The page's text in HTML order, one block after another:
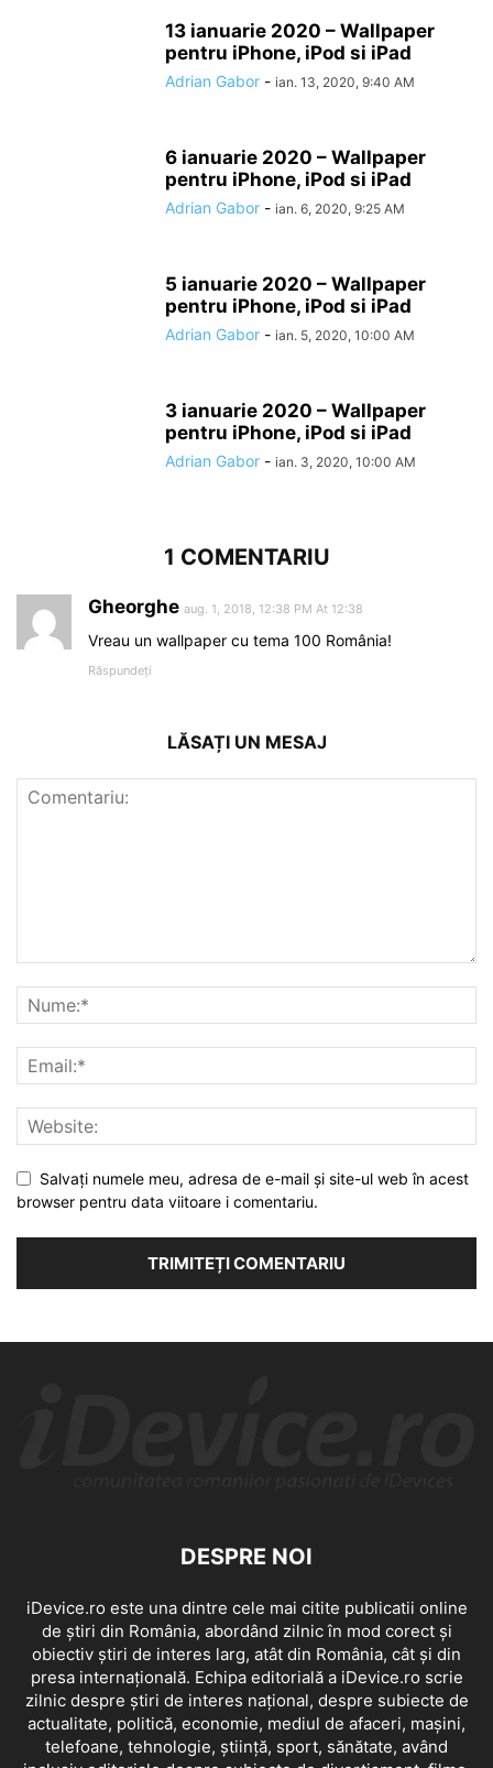
13 ianuarie 2020 – Wallpaper
pentru iPhone, iPod si iPad
Adrian Gabor - ian. 13, 2020, 9:40 AM
6 ianuarie 2020 – Wallpaper
pentru iPhone, iPod si iPad
Adrian Gabor - ian. 6, 2020, 9:25 AM
5 ianuarie 2020 – Wallpaper
pentru iPhone, iPod si iPad
Adrian Gabor - ian. 5, 2020, 10:00 AM
3 ianuarie 2020 – Wallpaper
pentru iPhone, iPod si iPad
Adrian Gabor - ian. 3, 2020, 10:00 AM
1 COMENTARIU
Gheorghe aug. 1, 2018, 12:38 PM At 12:38
Vreau un wallpaper cu tema 100 România!
Răspundeți
LĂSAȚI UN MESAJ
Salvați numele meu, adresa de e-mail și site-ul web în acest
browser pentru data viitoare i comentariu.
DESPRE NOI
iDevice.ro este una dintre cele mai citite publicatii online
de știri din România, abordând zilnic în mod corect și
obiectiv știri de interes larg, atât din România, cât și din
presa internațională. Echipa editorială a iDevice.ro scrie
zilnic despre știri de interes național, despre subiecte de
actualitate, politică, economie, mediul de afaceri, mașini,
telefoane, tehnologie, știință, sport, sănătate, având